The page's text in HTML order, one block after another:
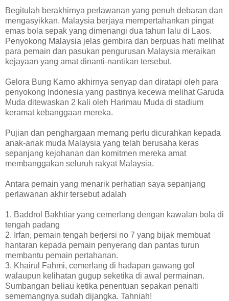
Begitulah berakhirnya perlawanan yang penuh debaran dan
mengasyikkan. Malaysia berjaya mempertahankan pingat
emas bola sepak yang dimenangi dua tahun lalu di Laos.
Penyokong Malaysia jelas gembira dan berpuas hati melihat
para pemain dan pasukan pengurusan Malaysia meraikan
kejayaan yang amat dinanti-nantikan tersebut.
Gelora Bung Karno akhirnya senyap dan diratapi oleh para
penyokong Indonesia yang pastinya kecewa melihat Garuda
Muda ditewaskan 2 kali oleh Harimau Muda di stadium
keramat kebanggaan mereka.
Pujian dan penghargaan memang perlu dicurahkan kepada
anak-anak muda Malaysia yang telah berusaha keras
sepanjang kejohanan dan komitmen mereka amat
membanggakan seluruh rakyat Malaysia.
Antara pemain yang menarik perhatian saya sepanjang
perlawanan akhir tersebut adalah
1. Baddrol Bakhtiar yang cemerlang dengan kawalan bola di
tengah padang
2. Irfan, pemain tengah berjersi no 7 yang bijak membuat
hantaran kepada pemain penyerang dan pantas turun
membantu pemain pertahanan.
3. Khairul Fahmi, cemerlang di hadapan gawang gol
walaupun kelihatan gugup seketika di awal permainan.
Sumbangan beliau ketika penentuan sepakan penalti
sememangnya sudah dijangka. Tahniah!